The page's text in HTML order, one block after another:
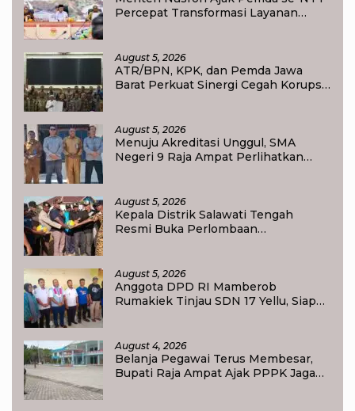
Percepat Transformasi Layanan
August 5, 2026
ATR/BPN, KPK, dan Pemda Jawa
Barat Perkuat Sinergi Cegah Korupsi,
August 5, 2026
Menuju Akreditasi Unggul, SMA
Negeri 9 Raja Ampat Perlihatkan
August 5, 2026
Kepala Distrik Salawati Tengah
Resmi Buka Perlombaan
August 5, 2026
Anggota DPD RI Mamberob
Rumakiek Tinjau SDN 17 Yellu, Siap
August 4, 2026
Belanja Pegawai Terus Membesar,
Bupati Raja Ampat Ajak PPPK Jaga